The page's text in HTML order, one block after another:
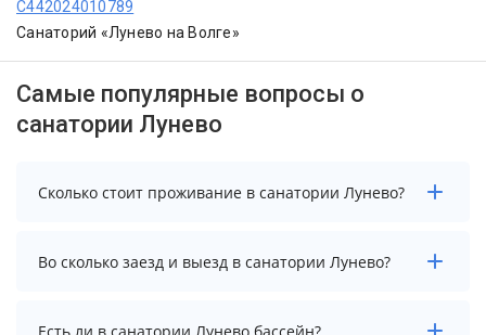
С442024010789
Санаторий «Лунево на Волге»
Самые популярные вопросы о
санатории Лунево
Сколько стоит проживание в санатории Лунево?
Стоимость проживания в санатории Лунево
начинается от 6831 рублей. Чтобы увидеть
Во сколько заезд и выезд в санатории Лунево?
Заезд возможен после 14:00, а выезд необходимо